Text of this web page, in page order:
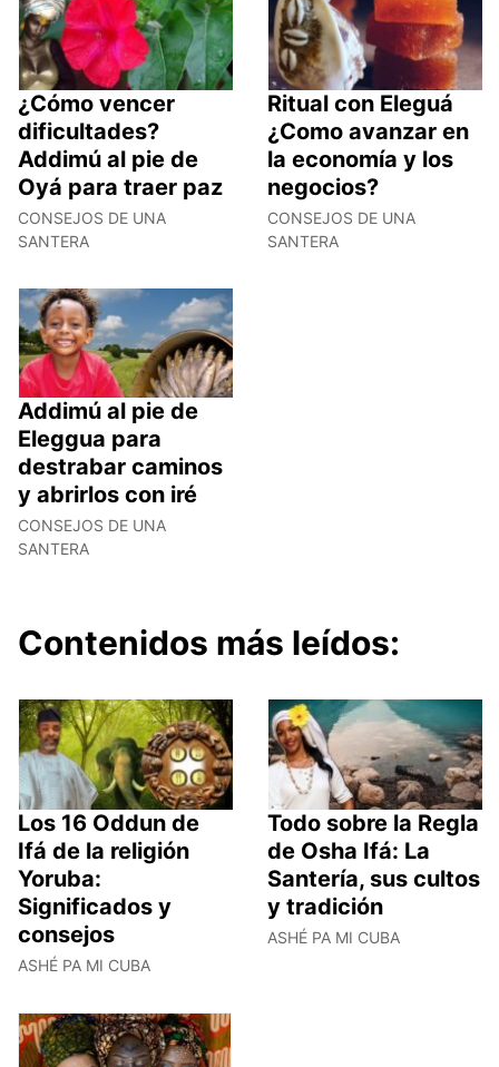
¿Cómo vencer
dificultades?
Addimú al pie de
Oyá para traer paz
CONSEJOS DE UNA
SANTERA
Ritual con Eleguá
¿Como avanzar en
la economía y los
negocios?
CONSEJOS DE UNA
SANTERA
Addimú al pie de
Eleggua para
destrabar caminos
y abrirlos con iré
CONSEJOS DE UNA
SANTERA
Contenidos más leídos:
Los 16 Oddun de
Ifá de la religión
Yoruba:
Significados y
consejos
ASHÉ PA MI CUBA
Todo sobre la Regla
de Osha Ifá: La
Santería, sus cultos
y tradición
ASHÉ PA MI CUBA